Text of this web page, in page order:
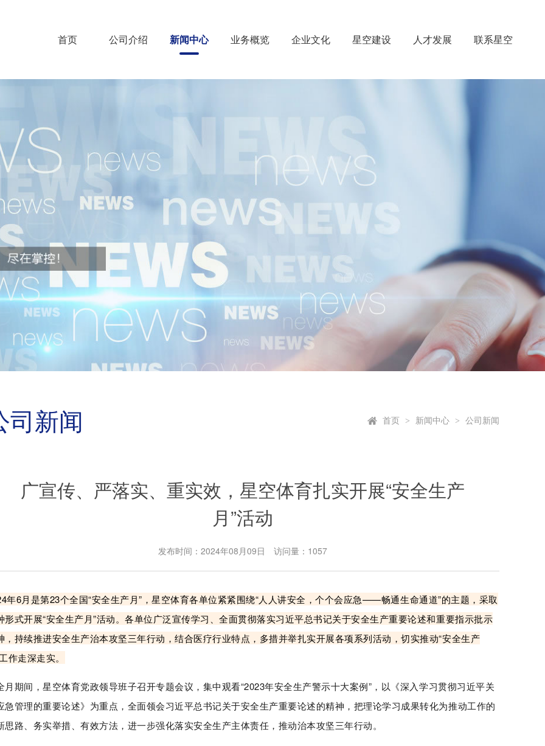
首页 公司介绍 新闻中心 业务概览 企业文化 星空建设 人才发展 联系星空
司新闻 首页 > 新闻中心 > 公司新闻
广宣传、严落实、重实效，星空体育扎实开展“安全生产
月”活动
发布时间：2024年08月09日 访问量：1057
年6月是第23个全国“安全生产月”，星空体育各单位紧紧围绕“人人讲安全，个个会应急——畅通生命通道”的主题，采取
形式开展“安全生产月”活动。各单位广泛宣传学习、全面贯彻落实习近平总书记关于安全生产重要论述和重要指示批示
，持续推进安全生产治本攻坚三年行动，结合医疗行业特点，多措并举扎实开展各项系列活动，切实推动“安全生产
作走深走实。
月期间，星空体育党政领导班子召开专题会议，集中观看“2023年安全生产警示十大案例”，以《深入学习贯彻习近平关
急管理的重要论述》为重点，全面领会习近平总书记关于安全生产重要论述的精神，把理论学习成果转化为推动工作的
思路、务实举措、有效方法，进一步强化落实安全生产主体责任，推动治本攻坚三年行动。